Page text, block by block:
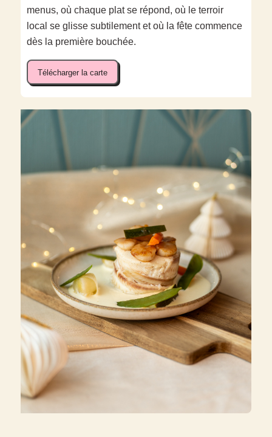
menus, où chaque plat se répond, où le terroir
local se glisse subtilement et où la fête commence
dès la première bouchée.
Télécharger la carte